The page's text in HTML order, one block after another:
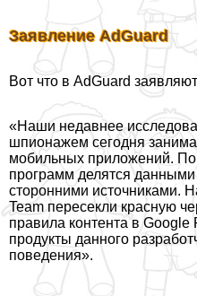
Заявление AdGuard
Вот что в AdGuard
«Наши недавнее
шпионажем сегодня
мобильных приложений. По
программ делятся
сторонними источниками.
Team пересекли красную
правила контента в
продукты данного
поведения».